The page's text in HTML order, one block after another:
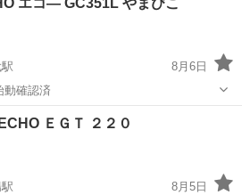
8月6日
動確認済
その他
草刈機 ECHO ＥＧＴ ２２０
8月5日